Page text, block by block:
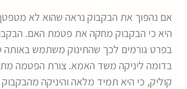
אם נהפוך את הבקבוק נראה שהוא לא
היא כי הבקבוק מחקה את פטמת האם.
בפרט גורמים לכך שהתינוק משתמש באותה
קוליק, כי היא תמיד מלאה והיניקה